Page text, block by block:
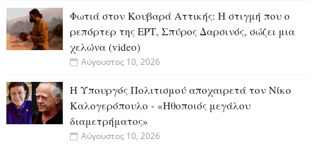
Φωτιά στον Κουβαρά Αττικής: Η στιγμή που ο
ρεπόρτερ της ΕΡΤ, Σπύρος Δαρσινός, σώζει μια
χελώνα (video)
Αύγουστος 10, 2026
H Υπουργός Πολιτισμού αποχαιρετά τον Νίκο
Καλογερόπουλο - «Ηθοποιός μεγάλου
διαμετρήματος»
Αύγουστος 10, 2026